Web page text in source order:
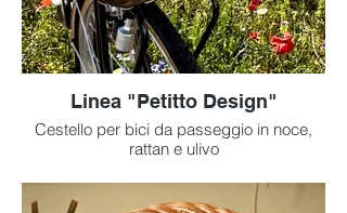
Linea "Petitto Design"
Cestello per bici da passeggio in noce,
rattan e ulivo